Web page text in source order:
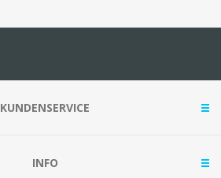
KUNDENSERVICE
INFO